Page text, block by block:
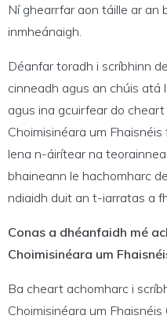
Ní ghearrfar aon táille ar an
inmheánaigh.
Déanfar toradh i scríbhinn
cinneadh agus an chúis atá
agus ina gcuirfear do
Choimisinéara um
lena n-áirítear na
bhaineann le hachomharc
ndiaidh duit an t-iarratas a
Conas a dhéanfaidh mé
Choimisinéara um
Ba cheart achomharc i
Choimisinéara um Fhaisnéis